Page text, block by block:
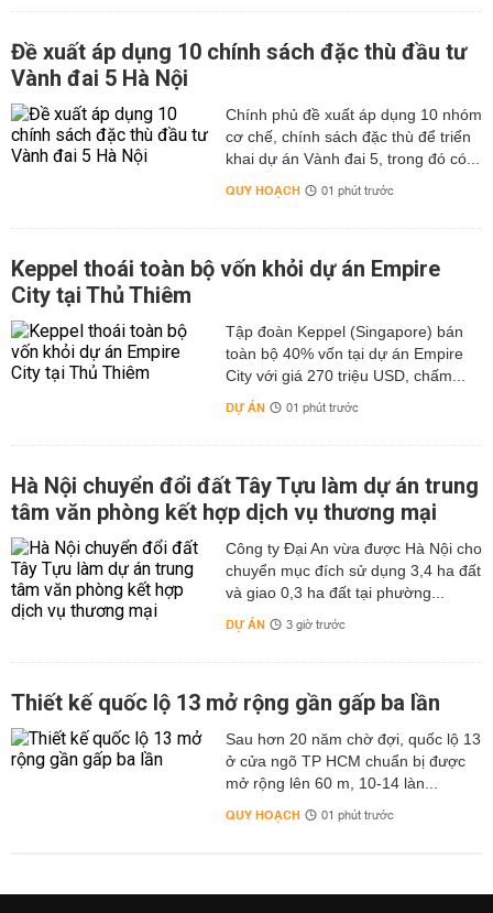
Đề xuất áp dụng 10 chính sách đặc thù đầu tư
Vành đai 5 Hà Nội
Chính phủ đề xuất áp dụng 10 nhóm
cơ chế, chính sách đặc thù để triển
khai dự án Vành đai 5, trong đó có...
QUY HOẠCH 01 phút trước
Keppel thoái toàn bộ vốn khỏi dự án Empire
City tại Thủ Thiêm
Tập đoàn Keppel (Singapore) bán
toàn bộ 40% vốn tại dự án Empire
City với giá 270 triệu USD, chấm...
DỰ ÁN 01 phút trước
Hà Nội chuyển đổi đất Tây Tựu làm dự án trung
tâm văn phòng kết hợp dịch vụ thương mại
Công ty Đại An vừa được Hà Nội cho
chuyển mục đích sử dụng 3,4 ha đất
và giao 0,3 ha đất tại phường...
DỰ ÁN 3 giờ trước
Thiết kế quốc lộ 13 mở rộng gần gấp ba lần
Sau hơn 20 năm chờ đợi, quốc lộ 13
ở cửa ngõ TP HCM chuẩn bị được
mở rộng lên 60 m, 10-14 làn...
QUY HOẠCH 01 phút trước